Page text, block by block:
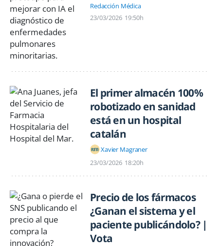
Redacción Médica
23/03/2026 19:50h
El primer almacén 100%
robotizado en sanidad
está en un hospital
catalán
Xavier Magraner
23/03/2026 18:20h
Precio de los fármacos
¿Ganan el sistema y el
paciente publicándolo? |
Vota